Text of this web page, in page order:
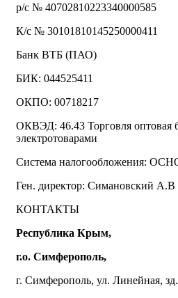
р/с № 40702810223340000585
К/с № 30101810145250000411
Банк ВТБ (ПАО)
БИК: 044525411
ОКПО: 00718217
ОКВЭД: 46.43 Торговля оптовая
электротоварами
Система налогообложения:
Ген. директор: Симановский А.В
КОНТАКТЫ
Республика Крым,
г.о. Симферополь,
г. Симферополь, ул. Линейная,